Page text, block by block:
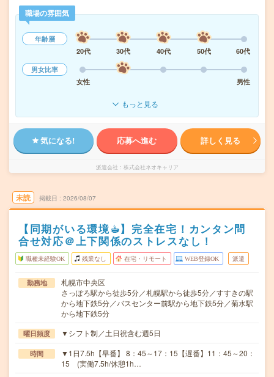
職場の雰囲気
年齢層
20代
30代 40代 50代
60代
男女比率
女性
男性
もっと見る
気になる! 応募へ進む 詳しく見る
派遣会社 株式会社ネオキャリア
未読 掲載日 2026/08/07
【同期がいる環境☕︎】完全在宅！カンタン問
合せ対応＠上下関係のストレスなし！
職種未経験OK 残業なし 在宅・リモート WEB登録OK 派遣
勤務地
札幌市中央区
さっぽろ駅から徒歩5分／札幌駅から徒歩5分／すすきの駅
から地下鉄5分／バスセンター前駅から地下鉄5分／菊水駅
から地下鉄5分
曜日頻度 ▼シフト制／土日祝含む週5日
時間
▼1日7.5h【早番】 8：45～17：15【遅番】11：45～20：
15 (実働7.5h/休憩1h…